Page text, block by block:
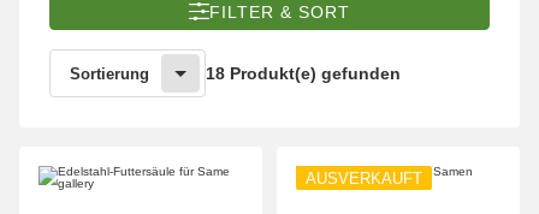
FILTER & SORT
Sortierung 18 Produkt(e) gefunden
AUSVERKAUFT